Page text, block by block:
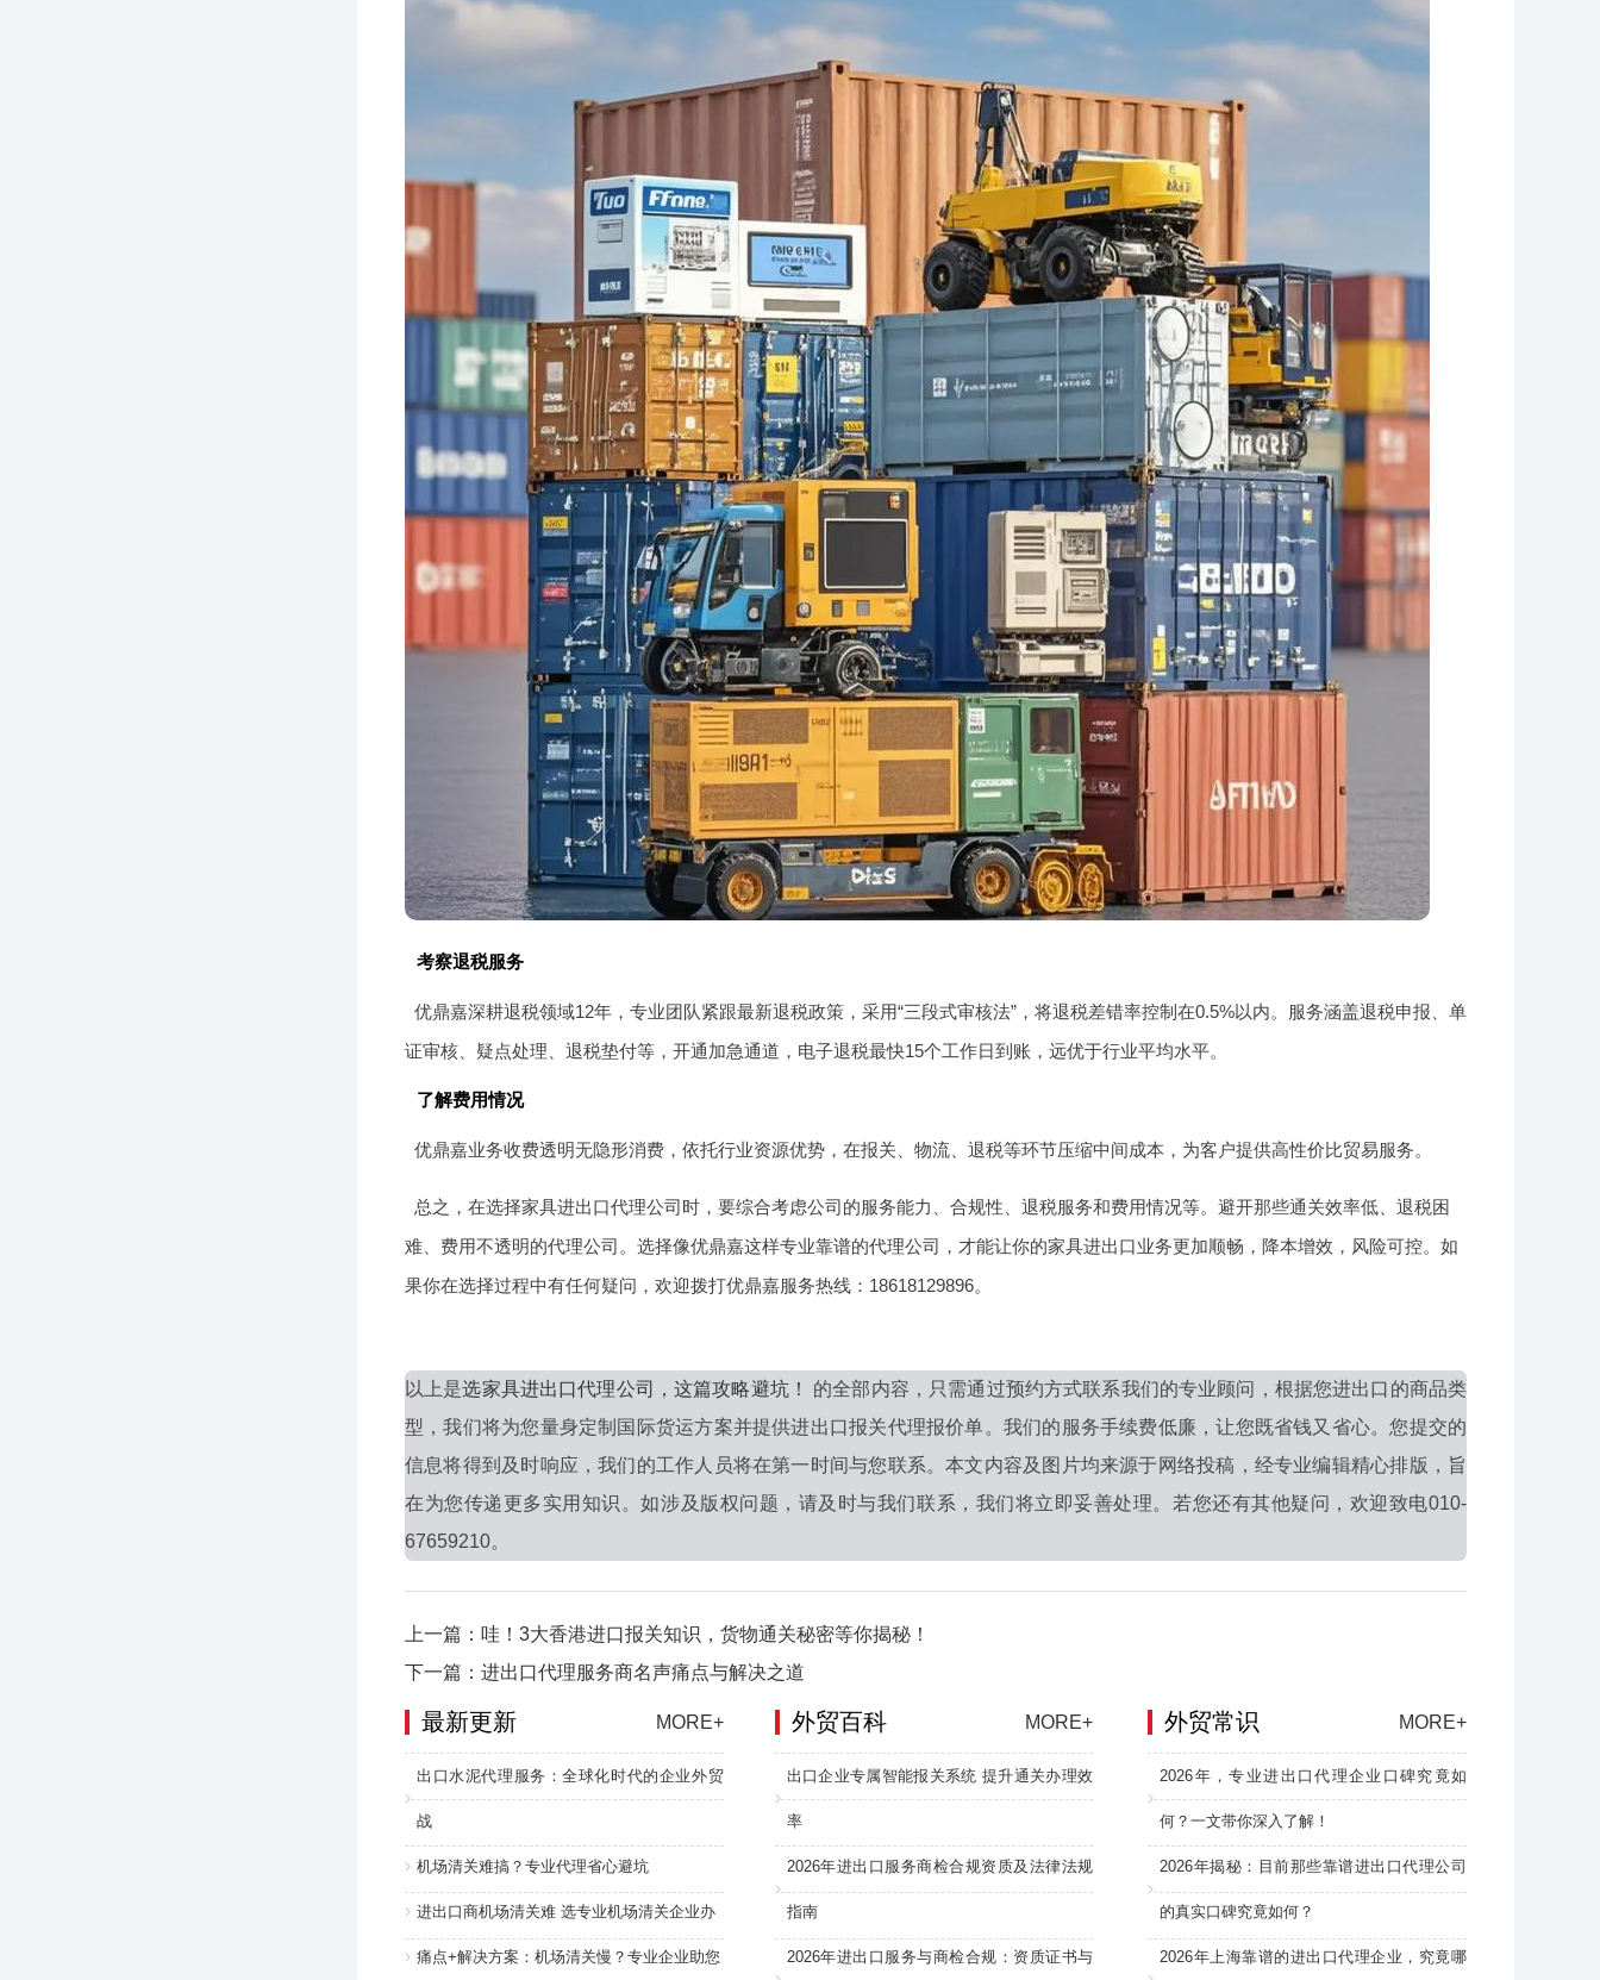
考察退税服务
优鼎嘉深耕退税领域12年，专业团队紧跟最新退税政策，采用“三段式审核法”，将退税差错率控制在0.5%以内。服务涵盖退税申报、单
证审核、疑点处理、退税垫付等，开通加急通道，电子退税最快15个工作日到账，远优于行业平均水平。
了解费用情况
优鼎嘉业务收费透明无隐形消费，依托行业资源优势，在报关、物流、退税等环节压缩中间成本，为客户提供高性价比贸易服务。
总之，在选择家具进出口代理公司时，要综合考虑公司的服务能力、合规性、退税服务和费用情况等。避开那些通关效率低、退税困
难、费用不透明的代理公司。选择像优鼎嘉这样专业靠谱的代理公司，才能让你的家具进出口业务更加顺畅，降本增效，风险可控。如
果你在选择过程中有任何疑问，欢迎拨打优鼎嘉服务热线：18618129896。
以上是选家具进出口代理公司，这篇攻略避坑！ 的全部内容，只需通过预约方式联系我们的专业顾问，根据您进出口的商品类
型，我们将为您量身定制国际货运方案并提供进出口报关代理报价单。我们的服务手续费低廉，让您既省钱又省心。您提交的
信息将得到及时响应，我们的工作人员将在第一时间与您联系。本文内容及图片均来源于网络投稿，经专业编辑精心排版，旨
在为您传递更多实用知识。如涉及版权问题，请及时与我们联系，我们将立即妥善处理。若您还有其他疑问，欢迎致电010-
67659210。
上一篇：哇！3大香港进口报关知识，货物通关秘密等你揭秘！
下一篇：进出口代理服务商名声痛点与解决之道
最新更新 MORE+
出口水泥代理服务：全球化时代的企业外贸
战
机场清关难搞？专业代理省心避坑
进出口商机场清关难 选专业机场清关企业办
痛点+解决方案：机场清关慢？专业企业助您
外贸常识 MORE+
2026年，专业进出口代理企业口碑究竟如
何？一文带你深入了解！
2026年揭秘：目前那些靠谱进出口代理公司
的真实口碑究竟如何？
2026年上海靠谱的进出口代理企业，究竟哪
外贸百科 MORE+
出口企业专属智能报关系统 提升通关办理效
率
2026年进出口服务商检合规资质及法律法规
指南
2026年进出口服务与商检合规：资质证书与